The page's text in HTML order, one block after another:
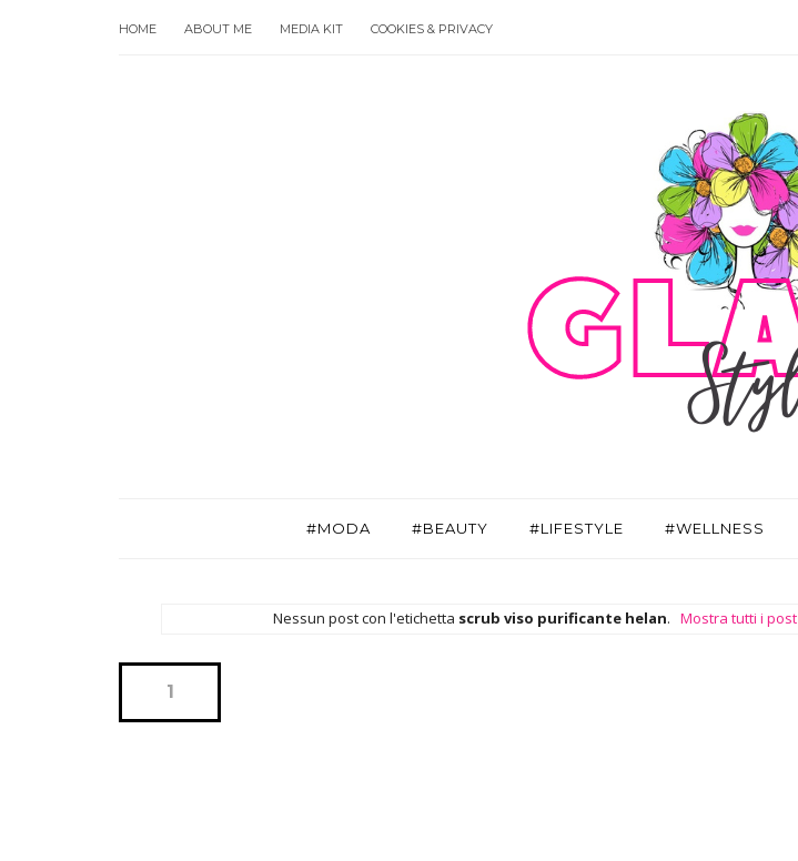
HOME ABOUT ME MEDIA KIT COOKIES & PRIVACY
#MODA #BEAUTY #LIFESTYLE #WELLNESS
Nessun post con l'etichetta scrub viso purificante helan. Mostra tutti i post
1